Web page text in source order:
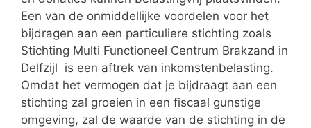
Een van de onmiddellijke voordelen voor het
bijdragen aan een particuliere stichting zoals
Stichting Multi Functioneel Centrum Brakzand in
Delfzijl is een aftrek van inkomstenbelasting.
Omdat het vermogen dat je bijdraagt aan een
stichting zal groeien in een fiscaal gunstige
omgeving, zal de waarde van de stichting in de